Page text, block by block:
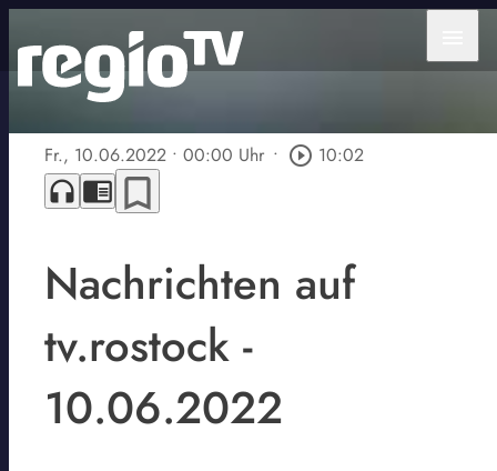
Fr., 10.06.2022 • 00:00 Uhr • play_circle_outline 10:02
headphones chrome_reader_mode bookmark_border
Nachrichten auf
tv.rostock -
10.06.2022